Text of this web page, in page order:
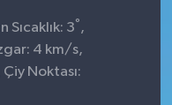
3° ,
4 km/s,
Noktası: